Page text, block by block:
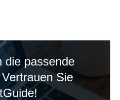
die passende
Sie